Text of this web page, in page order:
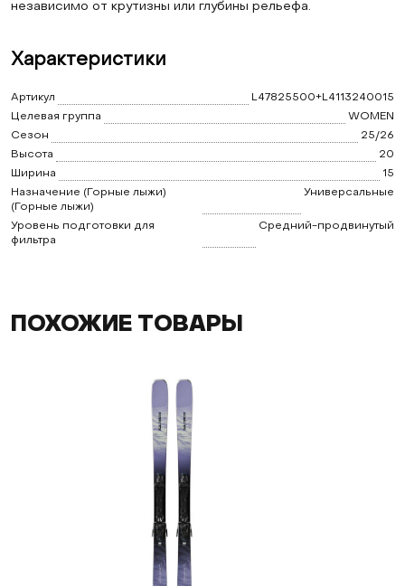
независимо от крутизны или глубины рельефа.
Характеристики
Артикул
L47825500+L4113240015
Целевая группа
WOMEN
Сезон
25/26
Высота
20
Ширина
15
Назначение (Горные лыжи)
(Горные лыжи)
Универсальные
Уровень подготовки для
фильтра
Средний-продвинутый
ПОХОЖИЕ ТОВАРЫ